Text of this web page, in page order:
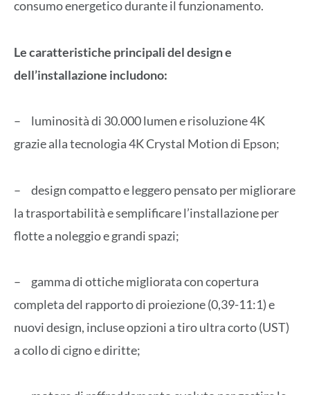
consumo energetico durante il funzionamento.
Le caratteristiche principali del design e
dell’installazione includono:
– luminosità di 30.000 lumen e risoluzione 4K
grazie alla tecnologia 4K Crystal Motion di Epson;
– design compatto e leggero pensato per migliorare
la trasportabilità e semplificare l’installazione per
flotte a noleggio e grandi spazi;
– gamma di ottiche migliorata con copertura
completa del rapporto di proiezione (0,39-11:1) e
nuovi design, incluse opzioni a tiro ultra corto (UST)
a collo di cigno e diritte;